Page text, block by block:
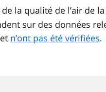
la qualité de l’air de la
sur des données
n’ont pas été vérifiées.